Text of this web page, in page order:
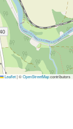
Leaflet|©OpenStreetMapcontributors